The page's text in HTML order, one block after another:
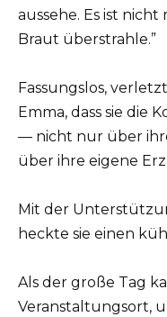
aussehe. Es ist
Braut überstrahle.”
Fassungslos,
Emma, dass sie die
— nicht nur über
über ihre eigene
Mit der
heckte sie einen
Als der große Tag
Veranstaltungsort,